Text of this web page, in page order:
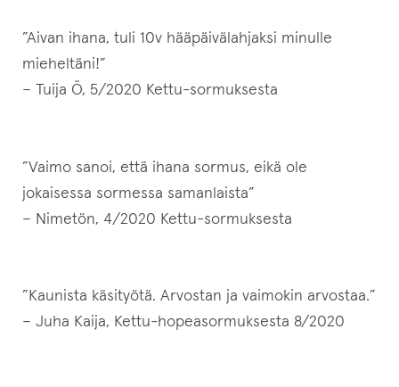
”Aivan ihana, tuli 10v hääpäivälahjaksi minulle
mieheltäni!”
– Tuija Ö, 5/2020 Kettu-sormuksesta
”Vaimo sanoi, että ihana sormus, eikä ole
jokaisessa sormessa samanlaista”
– Nimetön, 4/2020 Kettu-sormuksesta
”Kaunista käsityötä. Arvostan ja vaimokin arvostaa.”
– Juha Kaija, Kettu-hopeasormuksesta 8/2020